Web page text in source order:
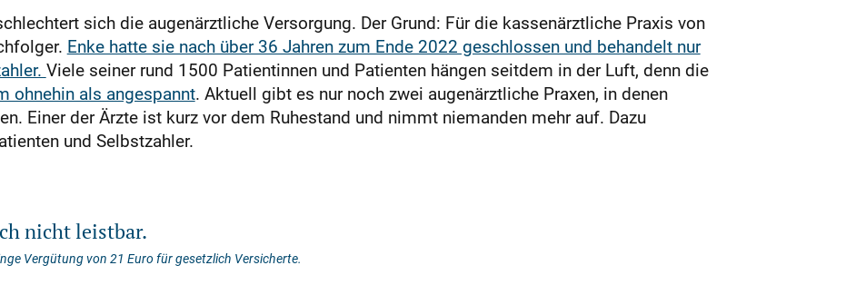
sich die augenärztliche Versorgung. Der Grund: Für die kassenärztliche Praxis von
Enke hatte sie nach über 36 Jahren zum Ende 2022 geschlossen und behandelt nur
Viele seiner rund 1500 Patientinnen und Patienten hängen seitdem in der Luft, denn die
ohnehin als angespannt. Aktuell gibt es nur noch zwei augenärztliche Praxen, in denen
Einer der Ärzte ist kurz vor dem Ruhestand und nimmt niemanden mehr auf. Dazu
und Selbstzahler.
nicht leistbar.
Vergütung von 21 Euro für gesetzlich Versicherte.